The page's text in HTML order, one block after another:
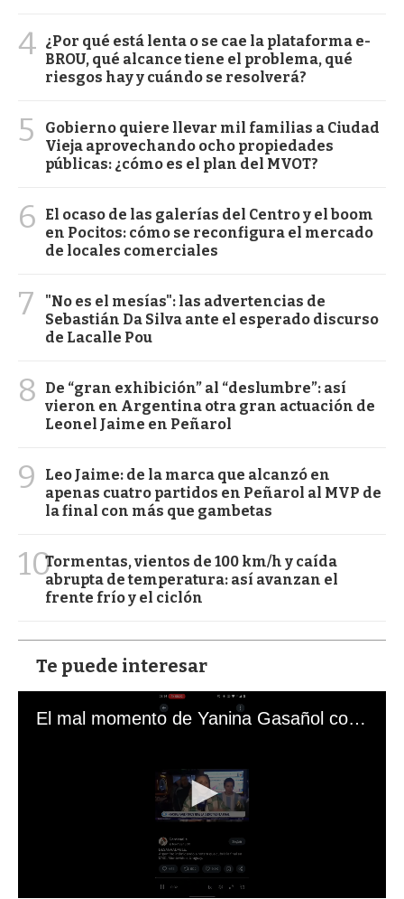
4 ¿Por qué está lenta o se cae la plataforma e-
BROU, qué alcance tiene el problema, qué
riesgos hay y cuándo se resolverá?
5
Gobierno quiere llevar mil familias a Ciudad
Vieja aprovechando ocho propiedades
públicas: ¿cómo es el plan del MVOT?
6
El ocaso de las galerías del Centro y el boom
en Pocitos: cómo se reconfigura el mercado
de locales comerciales
7
"No es el mesías": las advertencias de
Sebastián Da Silva ante el esperado discurso
de Lacalle Pou
8
De “gran exhibición” al “deslumbre”: así
vieron en Argentina otra gran actuación de
Leonel Jaime en Peñarol
9
Leo Jaime: de la marca que alcanzó en
apenas cuatro partidos en Peñarol al MVP de
la final con más que gambetas
10Tormentas, vientos de 100 km/h y caída
abrupta de temperatura: así avanzan el
frente frío y el ciclón
Te puede interesar
El mal momento de Yanina Gasañol con un hincha argentino en "Subrayado"